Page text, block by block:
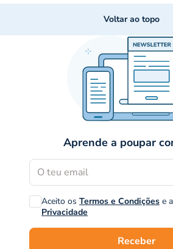
Voltar ao topo
Aprende a poupar
Aceito os Termos e Condições e a
Privacidade
Receber